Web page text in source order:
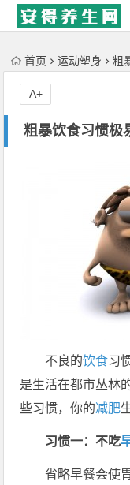
'); })();
首页 运动塑身 粗
粗暴饮食习惯极
A+
不良的饮食习
是生活在都市丛林
些习惯，你的减肥
习惯一：不吃
省略早餐会使